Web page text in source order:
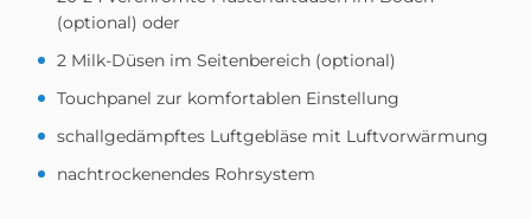
(optional) oder
2 Milk-Düsen im Seitenbereich (optional)
Touchpanel zur komfortablen Einstellung
schallgedämpftes Luftgebläse mit Luftvorwärmung
nachtrockenendes Rohrsystem